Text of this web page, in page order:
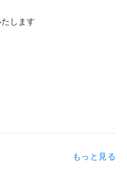
します
もっと見る